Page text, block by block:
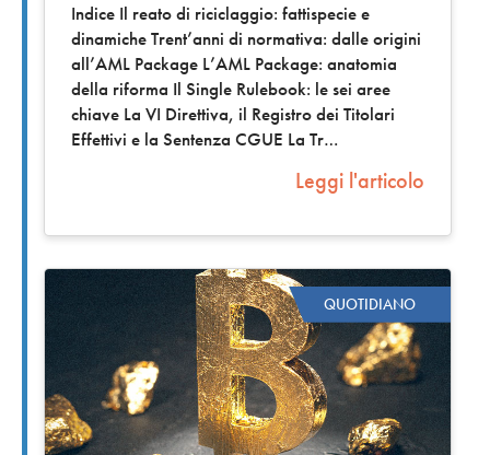
Indice Il reato di riciclaggio: fattispecie e
dinamiche Trent’anni di normativa: dalle origini
all’AML Package L’AML Package: anatomia
della riforma Il Single Rulebook: le sei aree
chiave La VI Direttiva, il Registro dei Titolari
Effettivi e la Sentenza CGUE La Tr
Leggi l'articolo
QUOTIDIANO